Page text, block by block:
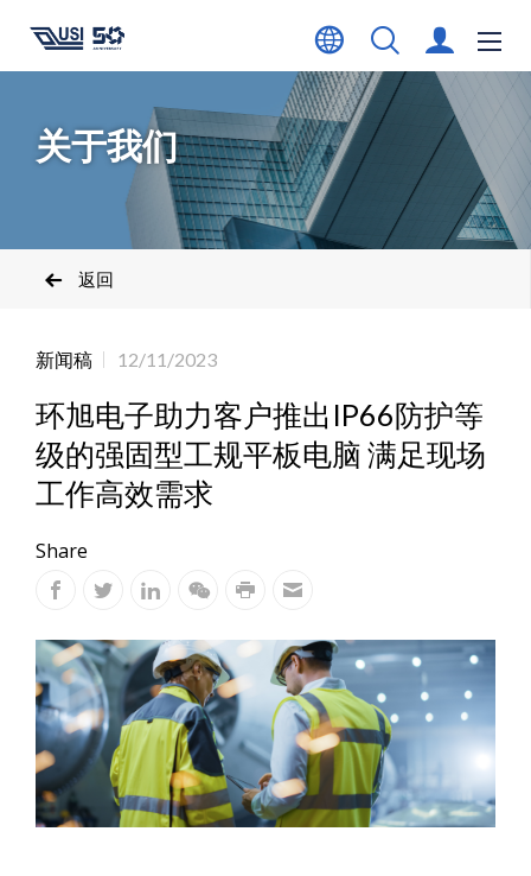
关于我们
返回
新闻稿 12/11/2023
环旭电子助力客户推出IP66防护等
级的强固型工规平板电脑 满足现场
工作高效需求
Share